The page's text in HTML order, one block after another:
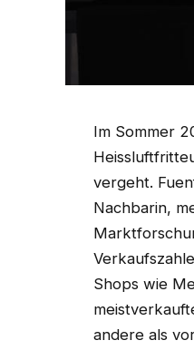
Im Sommer
vergeht.
Nachbarin,
Shops wie
andere als